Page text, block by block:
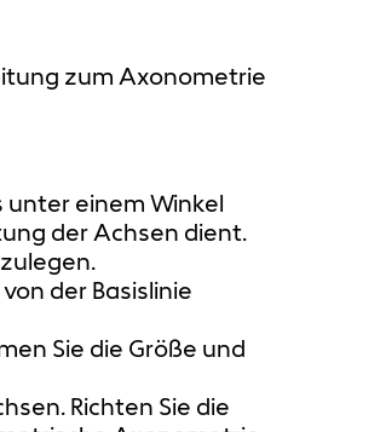
zum Axonometrie
unter einem Winkel
der Achsen dient.
der Basislinie
Sie die Größe und
Richten Sie die